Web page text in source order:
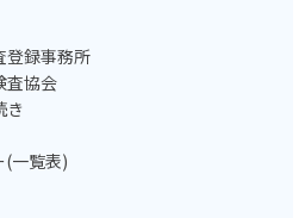
登録事務所
査協会
き
(一覧表)